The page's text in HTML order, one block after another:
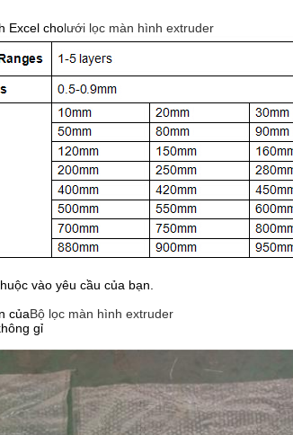
Excel cholưới lọc màn hình extruder
vào yêu cầu của bạn.
củaBộ lọc màn hình extruder
gỉ